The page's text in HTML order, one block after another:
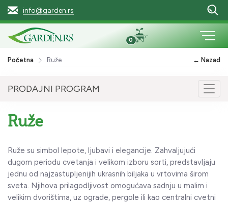
info@garden.rs
0
Početna Ruže ← Nazad
PRODAJNI PROGRAM
Ruže
Ruže su simbol lepote, ljubavi i elegancije. Zahvaljujući
dugom periodu cvetanja i velikom izboru sorti, predstavljaju
jednu od najzastupljenijih ukrasnih biljaka u vrtovima širom
sveta. Njihova prilagodljivost omogućava sadnju u malim i
velikim dvorištima, uz ograde, pergole ili kao centralni cvetni